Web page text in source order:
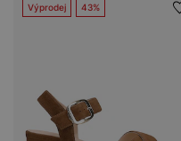
Výprodej 43%